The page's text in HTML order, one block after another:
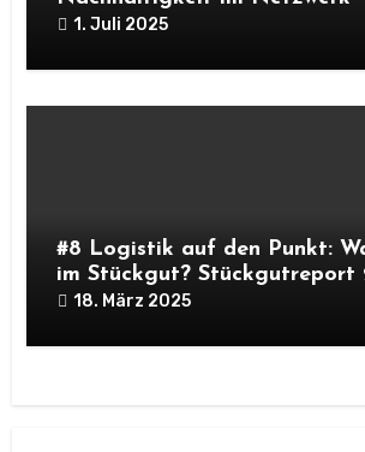
1. Juli 2025
#8 Logistik auf den Punkt:
im Stückgut? Stückgutreport
18. März 2025